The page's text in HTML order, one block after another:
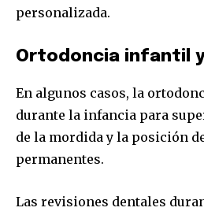
personalizada.
Ortodoncia infantil
En algunos casos, la
durante la infancia para
de la mordida y la posición
permanentes.
Las revisiones dentales